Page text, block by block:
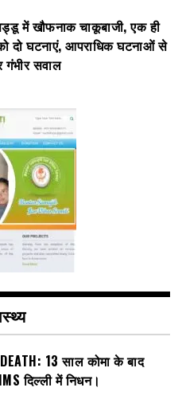
में खौफनाक चाकूबाजी, एक ही
दो घटनाएं, आपराधिक घटनाओं से
गंभीर सवाल
13 साल कोमा के बाद
दिल्ली में निधन।